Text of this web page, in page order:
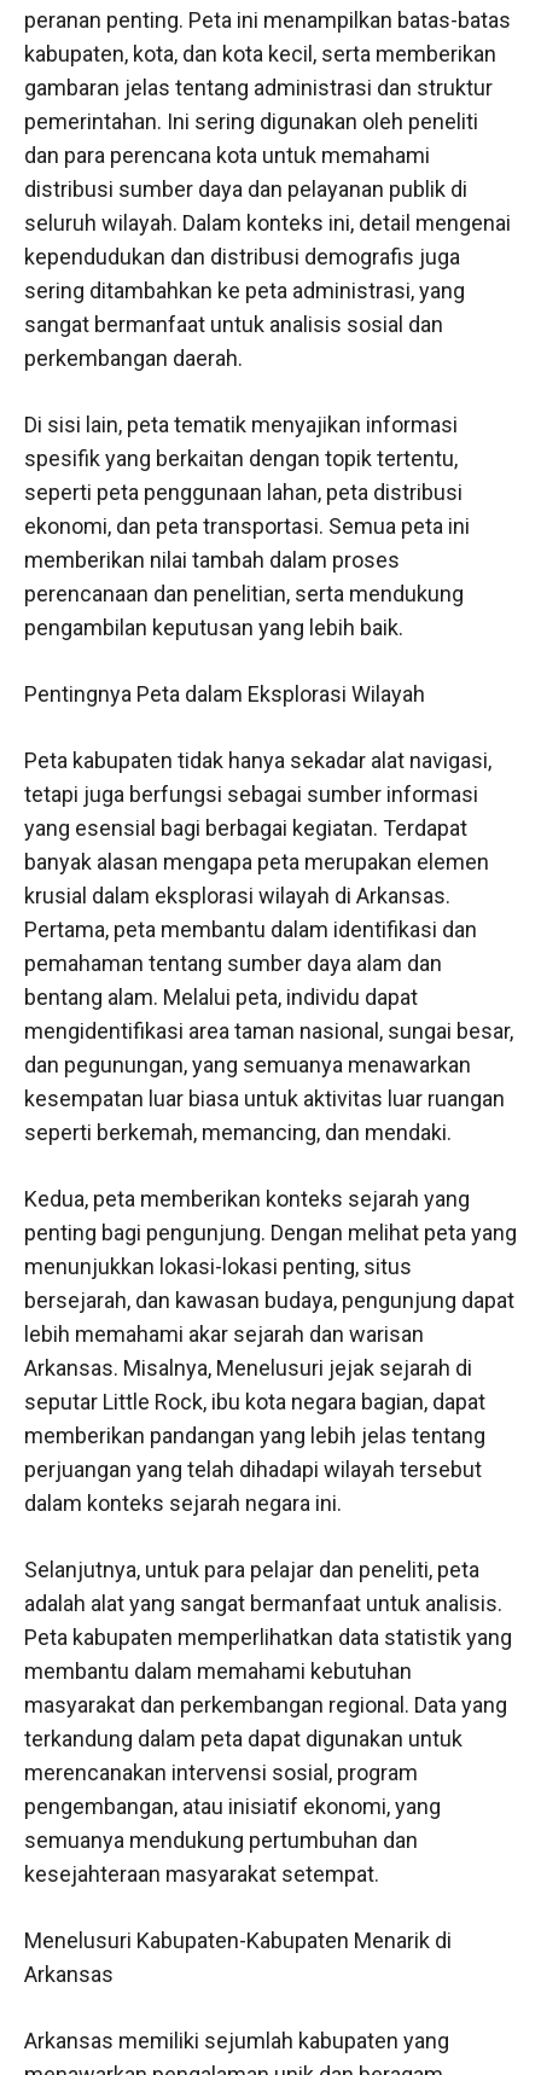
peranan penting. Peta ini menampilkan batas-batas
kabupaten, kota, dan kota kecil, serta memberikan
gambaran jelas tentang administrasi dan struktur
pemerintahan. Ini sering digunakan oleh peneliti
dan para perencana kota untuk memahami
distribusi sumber daya dan pelayanan publik di
seluruh wilayah. Dalam konteks ini, detail mengenai
kependudukan dan distribusi demografis juga
sering ditambahkan ke peta administrasi, yang
sangat bermanfaat untuk analisis sosial dan
perkembangan daerah.
Di sisi lain, peta tematik menyajikan informasi
spesifik yang berkaitan dengan topik tertentu,
seperti peta penggunaan lahan, peta distribusi
ekonomi, dan peta transportasi. Semua peta ini
memberikan nilai tambah dalam proses
perencanaan dan penelitian, serta mendukung
pengambilan keputusan yang lebih baik.
Pentingnya Peta dalam Eksplorasi Wilayah
Peta kabupaten tidak hanya sekadar alat navigasi,
tetapi juga berfungsi sebagai sumber informasi
yang esensial bagi berbagai kegiatan. Terdapat
banyak alasan mengapa peta merupakan elemen
krusial dalam eksplorasi wilayah di Arkansas.
Pertama, peta membantu dalam identifikasi dan
pemahaman tentang sumber daya alam dan
bentang alam. Melalui peta, individu dapat
mengidentifikasi area taman nasional, sungai besar,
dan pegunungan, yang semuanya menawarkan
kesempatan luar biasa untuk aktivitas luar ruangan
seperti berkemah, memancing, dan mendaki.
Kedua, peta memberikan konteks sejarah yang
penting bagi pengunjung. Dengan melihat peta yang
menunjukkan lokasi-lokasi penting, situs
bersejarah, dan kawasan budaya, pengunjung dapat
lebih memahami akar sejarah dan warisan
Arkansas. Misalnya, Menelusuri jejak sejarah di
seputar Little Rock, ibu kota negara bagian, dapat
memberikan pandangan yang lebih jelas tentang
perjuangan yang telah dihadapi wilayah tersebut
dalam konteks sejarah negara ini.
Selanjutnya, untuk para pelajar dan peneliti, peta
adalah alat yang sangat bermanfaat untuk analisis.
Peta kabupaten memperlihatkan data statistik yang
membantu dalam memahami kebutuhan
masyarakat dan perkembangan regional. Data yang
terkandung dalam peta dapat digunakan untuk
merencanakan intervensi sosial, program
pengembangan, atau inisiatif ekonomi, yang
semuanya mendukung pertumbuhan dan
kesejahteraan masyarakat setempat.
Menelusuri Kabupaten-Kabupaten Menarik di
Arkansas
Arkansas memiliki sejumlah kabupaten yang